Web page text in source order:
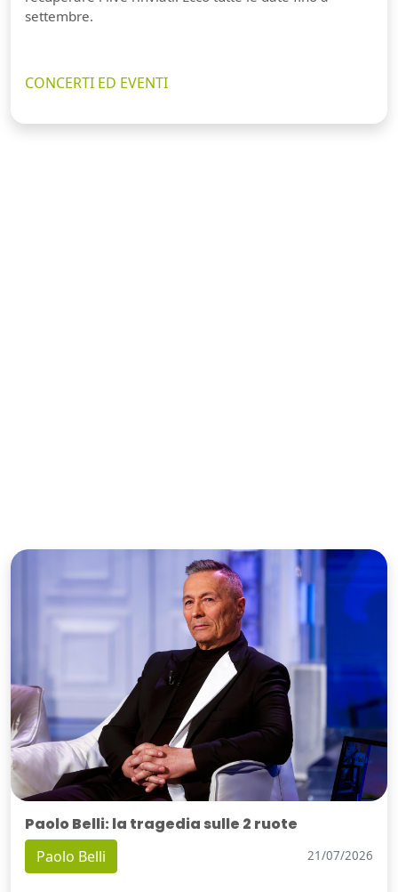
settembre.
CONCERTI ED EVENTI
Paolo Belli: la tragedia sulle 2 ruote
Paolo Belli 21/07/2026